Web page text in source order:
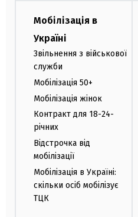
Мобілізація в
Україні
Звільнення з військової
служби
Мобілізація 50+
Мобілізація жінок
Контракт для 18-24-
річних
Відстрочка від
мобілізації
Мобілізація в Україні:
скільки осіб мобілізує
ТЦК